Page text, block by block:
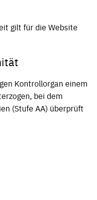
gilt für die Website
Kontrollorgan einem
bei dem
(Stufe AA) überprüft